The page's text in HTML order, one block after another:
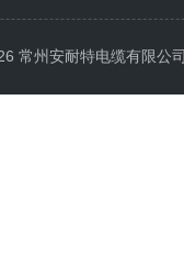
常州安耐特电缆有限